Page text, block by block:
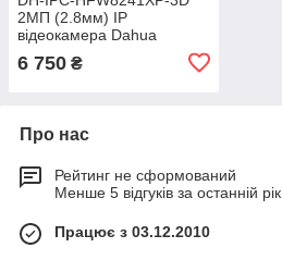
2МП (2.8мм) IP
відеокамера Dahua
6 750 ₴
Про нас
Рейтинг не сформований
Менше 5 відгуків за останній рік
Працює з 03.12.2010